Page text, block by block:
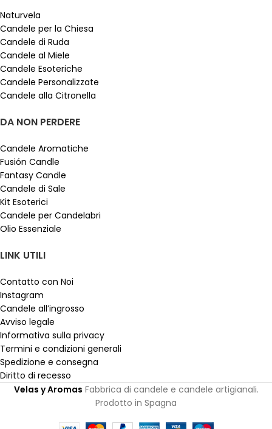
Naturvela
Candele per la Chiesa
Candele di Ruda
Candele al Miele
Candele Esoteriche
Candele Personalizzate
Candele alla Citronella
DA NON PERDERE
Candele Aromatiche
Fusión Candle
Fantasy Candle
Candele di Sale
Kit Esoterici
Candele per Candelabri
Olio Essenziale
LINK UTILI
Contatto con Noi
Instagram
Candele all’ingrosso
Avviso legale
Informativa sulla privacy
Termini e condizioni generali
Spedizione e consegna
Diritto di recesso
Velas y Aromas Fabbrica di candele e candele artigianali.
Prodotto in Spagna